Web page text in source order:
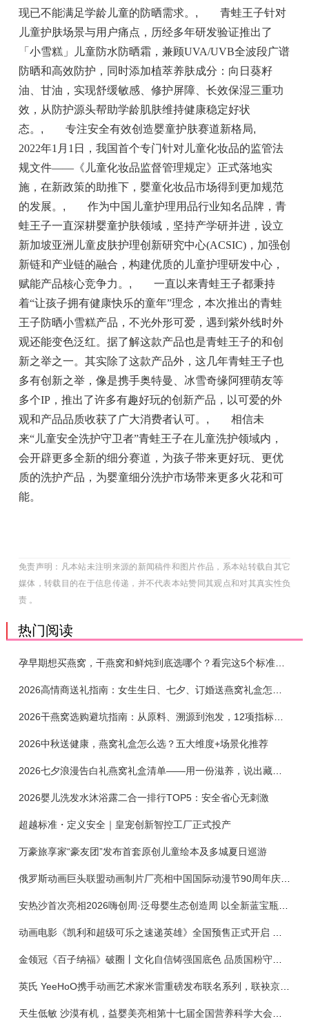
现已不能满足学龄儿童的防晒需求。 , 青蛙王子针对
儿童护肤场景与用户痛点，历经多年研发验证推出了
「小雪糕」儿童防水防晒霜，兼顾UVA/UVB全波段广谱
防晒和高效防护，同时添加植萃养肤成分：向日葵籽
油、甘油，实现舒缓敏感、修护屏障、长效保湿三重功
效，从防护源头帮助学龄肌肤维持健康稳定好状
态。 , 专注安全有效创造婴童护肤赛道新格局,
2022年1月1日，我国首个专门针对儿童化妆品的监管法
规文件——《儿童化妆品监督管理规定》正式落地实
施，在新政策的助推下，婴童化妆品市场得到更加规范
的发展。 , 作为中国儿童护理用品行业知名品牌，青
蛙王子一直深耕婴童护肤领域，坚持产学研并进，设立
新加坡亚洲儿童皮肤护理创新研究中心(ACSIC)，加强创
新链和产业链的融合，构建优质的儿童护理研发中心，
赋能产品核心竞争力。 , 一直以来青蛙王子都秉持
着“让孩子拥有健康快乐的童年”理念，本次推出的青蛙
王子防晒小雪糕产品，不光外形可爱，遇到紫外线时外
观还能变色泛红。据了解这款产品也是青蛙王子的和创
新之举之一。其实除了这款产品外，这几年青蛙王子也
多有创新之举，像是携手奥特曼、冰雪奇缘阿狸萌友等
多个IP，推出了许多有趣好玩的创新产品，以可爱的外
观和产品品质收获了广大消费者认可。 , 相信未
来“儿童安全洗护守卫者”青蛙王子在儿童洗护领域内，
会开辟更多全新的细分赛道，为孩子带来更好玩、更优
质的洗护产品，为婴童细分洗护市场带来更多火花和可
能。
免责声明：凡本站未注明来源的新闻稿件和图片作品，系本站转载自其它
媒体，转载目的在于信息传递，并不代表本站赞同其观点和对其真实性负
责 。
热门阅读
孕早期想买燕窝，干燕窝和鲜炖到底选哪个？看完这5个标准再下单
2026干燕窝选购避坑指南：从原料、溯源到泡发，12项指标判断靠谱燕窝
2026中秋送健康，燕窝礼盒怎么选？五大维度+场景化推荐
2026七夕浪漫告白礼燕窝礼盒清单——用一份滋养，说出藏在心底的爱
2026婴儿洗发水沐浴露二合一排行TOP5：安全省心无刺激
超越标准・定义安全｜皇宠创新智控工厂正式投产
万豪旅享家“豪友团”发布首套原创儿童绘本及多城夏日巡游
俄罗斯动画巨头联盟动画制片厂亮相中国国际动漫节90周年庆开启中国之旅新篇章
金领冠《百子纳福》破圈丨文化自信铸强国底色 品质国粉守护新生
英氏 YeeHoO携手动画艺术家米雷重磅发布联名系列，联袂京东深化全渠道战略